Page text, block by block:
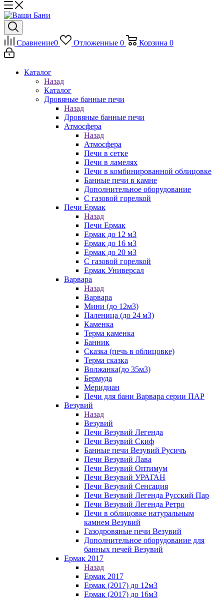
Сравнение0 Отложенные 0 Корзина 0
Каталог
Назад
Каталог
Дровяные банные печи
Назад
Дровяные банные печи
Атмосфера
Назад
Атмосфера
Печи в сетке
Печи в ламелях
Печи в комбинированной облицовке
Банные печи в камне
Дополнительное оборудование
С газовой горелкой
Печи Ермак
Назад
Печи Ермак
Ермак до 12 м3
Ермак до 16 м3
Ермак до 20 м3
С газовой горелкой
Ермак Универсал
Варвара
Назад
Варвара
Мини (до 12м3)
Паленица (до 24 м3)
Каменка
Терма каменка
Банник
Сказка (печь в облицовке)
Терма сказка
Волжанка(до 35м3)
Бермуда
Меридиан
Печи для бани Варвара серии ПАР
Везувий
Назад
Везувий
Печи Везувий Легенда
Печи Везувий Скиф
Банные печи Везувий Русичъ
Печи Везувий Лава
Печи Везувий Оптимум
Печи Везувий УРАГАН
Печи Везувий Сенсация
Печи Везувий Легенда Русский Пар
Печи Везувий Легенда Ретро
Печи в облицовке натуральным
камнем Везувий
Газодровяные печи Везувий
Дополнительное оборудование для
банных печей Везувий
Ермак 2017
Назад
Ермак 2017
Ермак (2017) до 12м3
Ермак (2017) до 16м3